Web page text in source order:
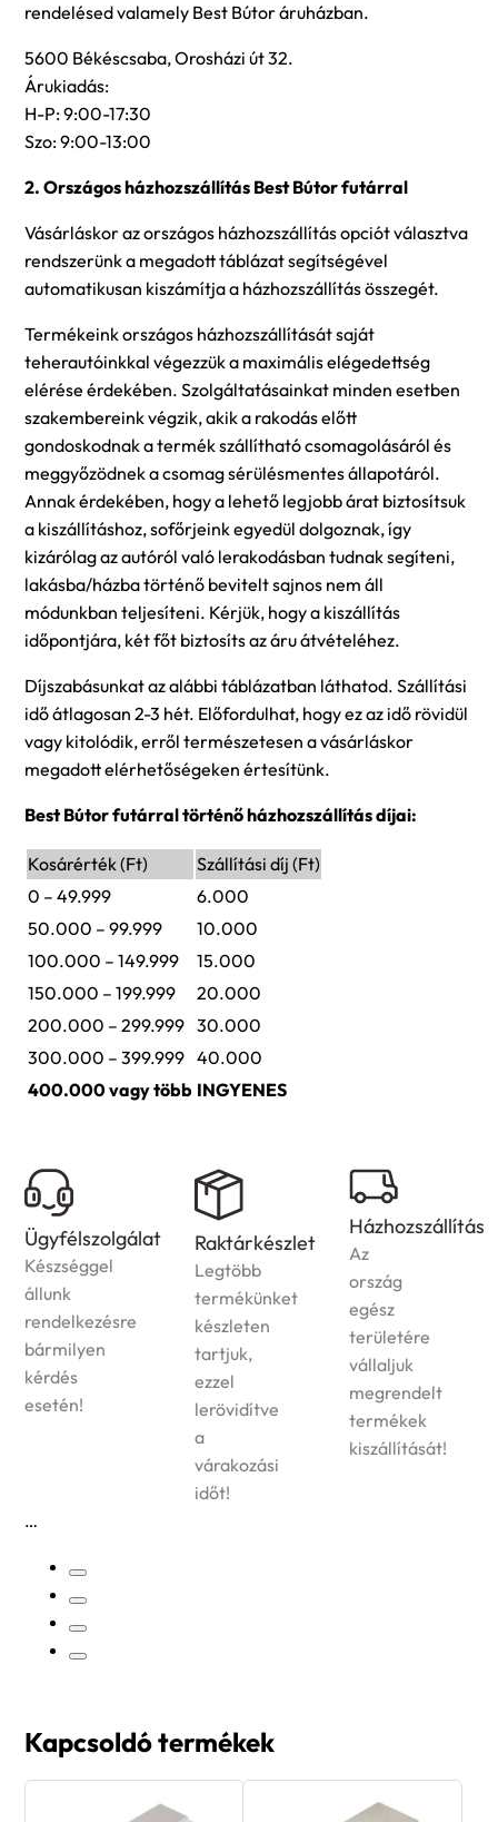
rendelésed valamely Best Bútor áruházban.
5600 Békéscsaba, Orosházi út 32.
Árukiadás:
H-P: 9:00-17:30
Szo: 9:00-13:00
2. Országos házhozszállítás Best Bútor futárral
Vásárláskor az országos házhozszállítás opciót választva
rendszerünk a megadott táblázat segítségével
automatikusan kiszámítja a házhozszállítás összegét.
Termékeink országos házhozszállítását saját
teherautóinkkal végezzük a maximális elégedettség
elérése érdekében. Szolgáltatásainkat minden esetben
szakembereink végzik, akik a rakodás előtt
gondoskodnak a termék szállítható csomagolásáról és
meggyőzödnek a csomag sérülésmentes állapotáról.
Annak érdekében, hogy a lehető legjobb árat biztosítsuk
a kiszállításhoz, sofőrjeink egyedül dolgoznak, így
kizárólag az autóról való lerakodásban tudnak segíteni,
lakásba/házba történő bevitelt sajnos nem áll
módunkban teljesíteni. Kérjük, hogy a kiszállítás
időpontjára, két főt biztosíts az áru átvételéhez.
Díjszabásunkat az alábbi táblázatban láthatod. Szállítási
idő átlagosan 2-3 hét. Előfordulhat, hogy ez az idő rövidül
vagy kitolódik, erről természetesen a vásárláskor
megadott elérhetőségeken értesítünk.
Best Bútor futárral történő házhozszállítás díjai:
Kosárérték (Ft)
Szállítási díj (Ft)
0 – 49.999
6.000
50.000 – 99.999
10.000
100.000 – 149.999
15.000
150.000 – 199.999
20.000
200.000 – 299.999 30.000
300.000 – 399.999 40.000
400.000 vagy több INGYENES
Ügyfélszolgálat
Készséggel
állunk
rendelkezésre
bármilyen
kérdés
esetén!
Raktárkészlet
Legtöbb
termékünket
készleten
tartjuk,
ezzel
lerövidítve
a
várakozási
időt!
Házhozszállítás
Az
ország
egész
területére
vállaljuk
megrendelt
termékek
kiszállítását!